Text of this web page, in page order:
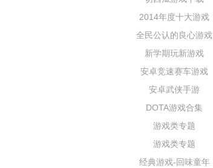
2014年度十大游戏
全民公认的良心游戏
新学期玩新游戏
安卓竞速赛车游戏
安卓武侠手游
DOTA游戏合集
游戏类专题
游戏类专题
经典游戏-回味童年